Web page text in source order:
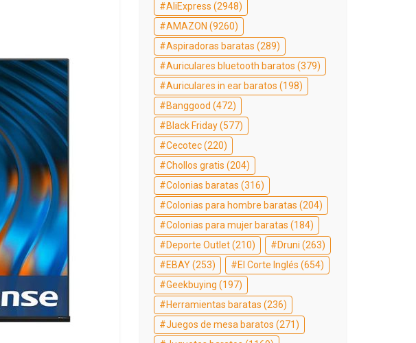
AliExpress (2948)
AMAZON (9260)
Aspiradoras baratas (289)
Auriculares bluetooth baratos (379)
Auriculares in ear baratos (198)
Banggood (472)
Black Friday(577)
Cecotec(220)
Chollos gratis (204)
Colonias baratas (316)
Colonias para hombre baratas (204)
Colonias para mujer baratas (184)
Deporte Outlet(210) Druni (263)
EBAY(253) El Corte Inglés (654)
Geekbuying (197)
Herramientas baratas (236)
Juegos de mesa baratos (271)